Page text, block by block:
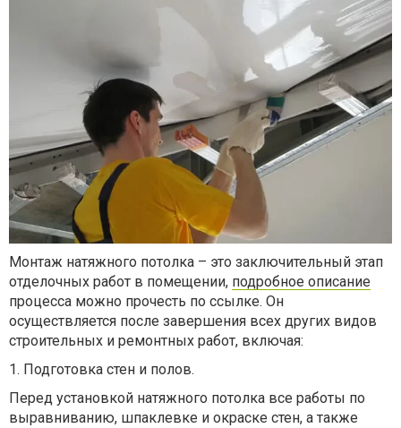
Монтаж натяжного потолка – это заключительный этап
отделочных работ в помещении, подробное описание
процесса можно прочесть по ссылке. Он
осуществляется после завершения всех других видов
строительных и ремонтных работ, включая:
1. Подготовка стен и полов.
Перед установкой натяжного потолка все работы по
выравниванию, шпаклевке и окраске стен, а также